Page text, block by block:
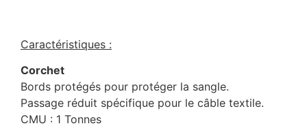
Caractéristiques :
Corchet
Bords protégés pour protéger la sangle.
Passage réduit spécifique pour le câble textile.
CMU : 1 Tonnes